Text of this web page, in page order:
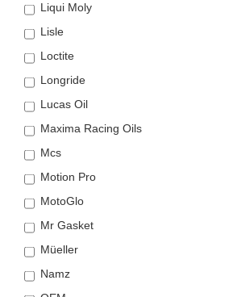
Liqui Moly
Lisle
Loctite
Longride
Lucas Oil
Maxima Racing Oils
Mcs
Motion Pro
MotoGlo
Mr Gasket
Müeller
Namz